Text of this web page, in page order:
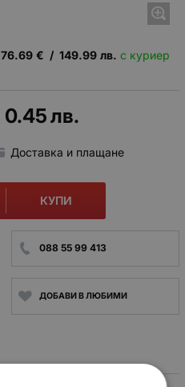
76.69 € / 149.99 лв. с куриер
0.45лв.
Доставка и плащане
КУПИ
088 55 99 413
ДОБАВИ В ЛЮБИМИ